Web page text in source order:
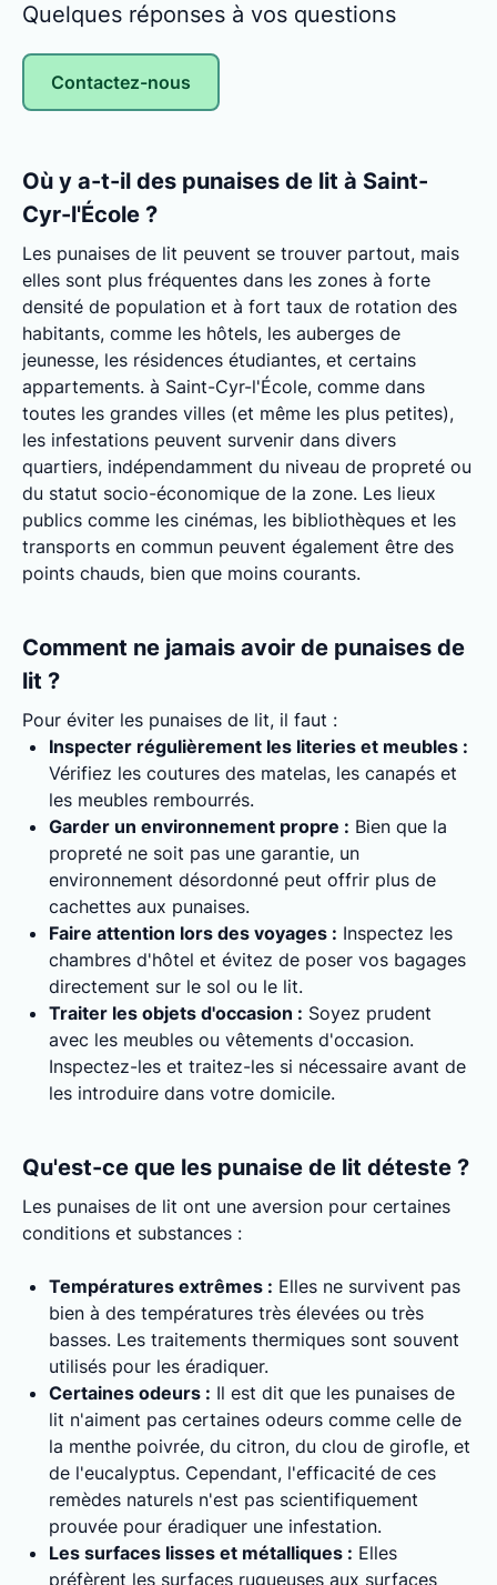
Quelques réponses à vos questions
Contactez-nous
Où y a-t-il des punaises de lit à Saint-
Cyr-l'École ?
Les punaises de lit peuvent se trouver partout, mais
elles sont plus fréquentes dans les zones à forte
densité de population et à fort taux de rotation des
habitants, comme les hôtels, les auberges de
jeunesse, les résidences étudiantes, et certains
appartements. à Saint-Cyr-l'École, comme dans
toutes les grandes villes (et même les plus petites),
les infestations peuvent survenir dans divers
quartiers, indépendamment du niveau de propreté ou
du statut socio-économique de la zone. Les lieux
publics comme les cinémas, les bibliothèques et les
transports en commun peuvent également être des
points chauds, bien que moins courants.
Comment ne jamais avoir de punaises de
lit ?
Pour éviter les punaises de lit, il faut :
Inspecter régulièrement les literies et meubles :
Vérifiez les coutures des matelas, les canapés et
les meubles rembourrés.
Garder un environnement propre : Bien que la
propreté ne soit pas une garantie, un
environnement désordonné peut offrir plus de
cachettes aux punaises.
Faire attention lors des voyages : Inspectez les
chambres d'hôtel et évitez de poser vos bagages
directement sur le sol ou le lit.
Traiter les objets d'occasion : Soyez prudent
avec les meubles ou vêtements d'occasion.
Inspectez-les et traitez-les si nécessaire avant de
les introduire dans votre domicile.
Qu'est-ce que les punaise de lit déteste ?
Les punaises de lit ont une aversion pour certaines
conditions et substances :
Températures extrêmes : Elles ne survivent pas
bien à des températures très élevées ou très
basses. Les traitements thermiques sont souvent
utilisés pour les éradiquer.
Certaines odeurs : Il est dit que les punaises de
lit n'aiment pas certaines odeurs comme celle de
la menthe poivrée, du citron, du clou de girofle, et
de l'eucalyptus. Cependant, l'efficacité de ces
remèdes naturels n'est pas scientifiquement
prouvée pour éradiquer une infestation.
Les surfaces lisses et métalliques : Elles
préfèrent les surfaces rugueuses aux surfaces